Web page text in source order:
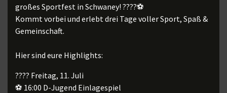
großes Sportfest in Schwaney! ????⚽
Kommt vorbei und erlebt drei Tage voller Sport, Spaß &
Gemeinschaft.
Hier sind eure Highlights:
???? Freitag, 11. Juli
⚽ 16:00 D-Jugend Einlagespiel